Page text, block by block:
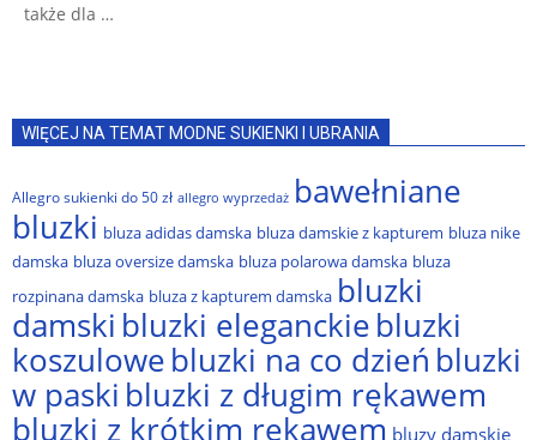
także dla …
WIĘCEJ NA TEMAT MODNE SUKIENKI I UBRANIA
Allegro sukienki do 50 zł allegro wyprzedaż bawełniane
bluzki bluza adidas damska bluza damskie z kapturem bluza nike
damska bluza oversize damska bluza polarowa damska bluza
rozpinana damska bluza z kapturem damska bluzki
damski bluzki eleganckie bluzki
koszulowe bluzki na co dzień bluzki
w paski bluzki z długim rękawem
bluzki z krótkim rękawem bluzy damskie